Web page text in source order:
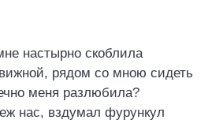
настырно скоблила
рядом со мною сидеть
меня разлюбила?
нас, вздумал фурункул